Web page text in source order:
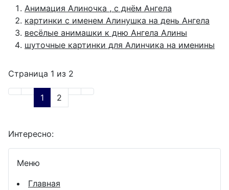
Анимация Алиночка , с днём Ангела
картинки с именем Алинушка на день Ангела
весёлые анимашки к дню Ангела Алины
шуточные картинки для Алинчика на именины
Страница 1 из 2
1 2
Интересно:
Меню
Главная